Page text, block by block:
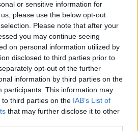
or sensitive information for
please use the below opt-out
Please note that after your
you may continue seeing
on personal information utilized by
disclosed to third parties prior to
opt-out of the further
information by third parties on the
participants. This information may
third parties on the IAB’s List of
that may further disclose it to other
Letta
le sedi